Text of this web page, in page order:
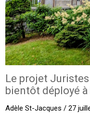
Le projet
bientôt déployé
Adèle St-Jacques / 27